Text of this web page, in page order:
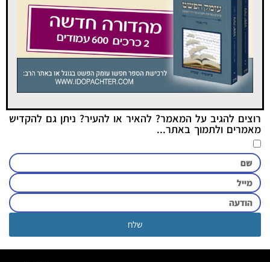
רוצים להגיב על המאמר? להאיר או להעיר? ניתן גם להקדיש
מאמרים ולתמוך באתר...
שלח